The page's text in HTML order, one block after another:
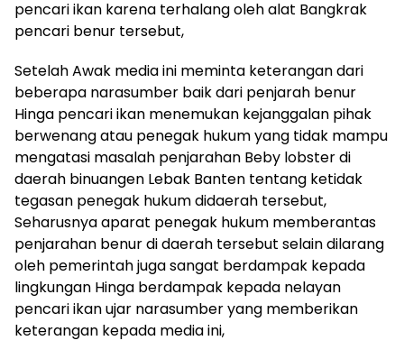
pencari ikan karena terhalang oleh alat Bangkrak
pencari benur tersebut,
Setelah Awak media ini meminta keterangan dari
beberapa narasumber baik dari penjarah benur
Hinga pencari ikan menemukan kejanggalan pihak
berwenang atau penegak hukum yang tidak mampu
mengatasi masalah penjarahan Beby lobster di
daerah binuangen Lebak Banten tentang ketidak
tegasan penegak hukum didaerah tersebut,
Seharusnya aparat penegak hukum memberantas
penjarahan benur di daerah tersebut selain dilarang
oleh pemerintah juga sangat berdampak kepada
lingkungan Hinga berdampak kepada nelayan
pencari ikan ujar narasumber yang memberikan
keterangan kepada media ini,